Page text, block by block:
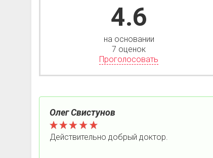
4.6
на основании
7 оценок
Проголосовать
Олег Свистунов
Действительно добрый доктор.